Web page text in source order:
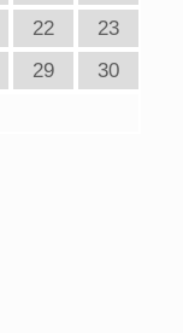
22
23
29
30